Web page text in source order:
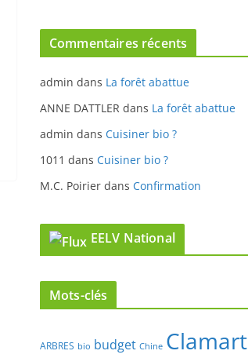
Commentaires récents
admin dans La forêt abattue
ANNE DATTLER dans La forêt abattue
admin dans Cuisiner bio ?
1011 dans Cuisiner bio ?
M.C. Poirier dans Confirmation
EELV National
Mots-clés
ARBRES bio budget Chine Clamart